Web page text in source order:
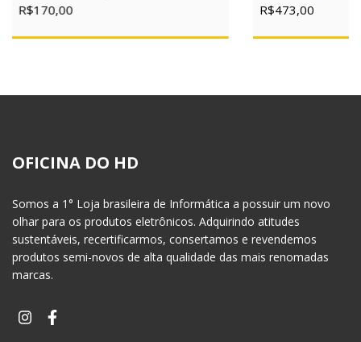
R$170,00 R$473,00
OFICINA DO HD
Somos a 1° Loja brasileira de Informática a possuir um novo
olhar para os produtos eletrônicos. Adquirindo atitudes
sustentáveis, recertificarmos, consertamos e revendemos
produtos semi-novos de alta qualidade das mais renomadas
marcas.